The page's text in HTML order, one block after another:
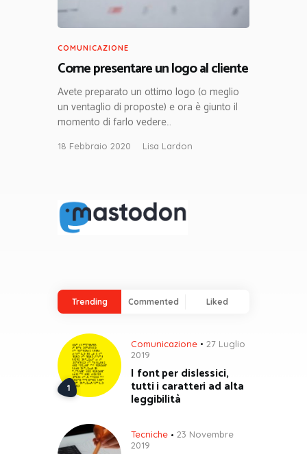
COMUNICAZIONE
Come presentare un logo al cliente
Avete preparato un ottimo logo (o meglio
un ventaglio di proposte) e ora è giunto il
momento di farlo vedere…
18 Febbraio 2020 Lisa Lardon
Trending Commented Liked
Comunicazione
27 Luglio
2019
I font per dislessici,
tutti i caratteri ad alta
leggibilità
Tecniche
23 Novembre
2019